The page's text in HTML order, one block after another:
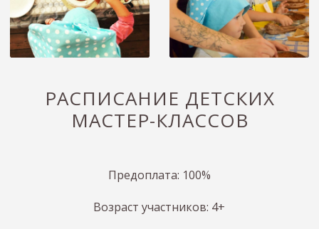
РАСПИСАНИЕ ДЕТСКИХ
МАСТЕР-КЛАССОВ
Предоплата: 100%
Возраст участников: 4+